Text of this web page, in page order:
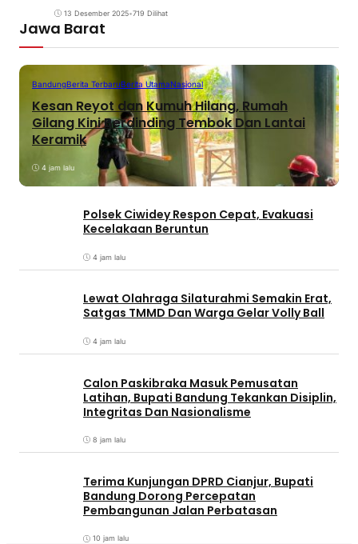
13 Desember 2025•719 Dilihat
Jawa Barat
BandungBerita TerbaruBerita UtamaNasional
Kesan Reyot dan Kumuh Hilang, Rumah
Gilang Kini Berdinding Tembok Dan Lantai
Keramik
4 jam lalu
Polsek Ciwidey Respon Cepat, Evakuasi
Kecelakaan Beruntun
4 jam lalu
Lewat Olahraga Silaturahmi Semakin Erat,
Satgas TMMD Dan Warga Gelar Volly Ball
4 jam lalu
Calon Paskibraka Masuk Pemusatan
Latihan, Bupati Bandung Tekankan Disiplin,
Integritas Dan Nasionalisme
8 jam lalu
Terima Kunjungan DPRD Cianjur, Bupati
Bandung Dorong Percepatan
Pembangunan Jalan Perbatasan
10 jam lalu